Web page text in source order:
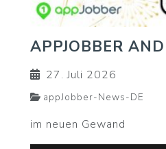
APPJOBBER
27. Juli 2026
appJobber-News-DE
im neuen Gewand